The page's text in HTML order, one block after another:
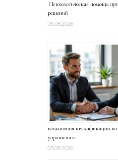
Психологическая помощь
решений
06.08.2026
повышения квалификации по
управлению
05.08.2026